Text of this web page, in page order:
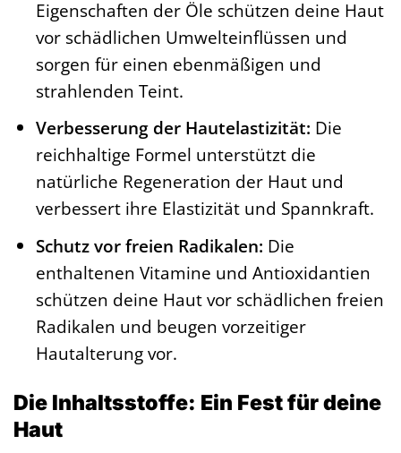
Eigenschaften der Öle schützen deine Haut
vor schädlichen Umwelteinflüssen und
sorgen für einen ebenmäßigen und
strahlenden Teint.
Verbesserung der Hautelastizität: Die
reichhaltige Formel unterstützt die
natürliche Regeneration der Haut und
verbessert ihre Elastizität und Spannkraft.
Schutz vor freien Radikalen: Die
enthaltenen Vitamine und Antioxidantien
schützen deine Haut vor schädlichen freien
Radikalen und beugen vorzeitiger
Hautalterung vor.
Die Inhaltsstoffe: Ein Fest für deine
Haut